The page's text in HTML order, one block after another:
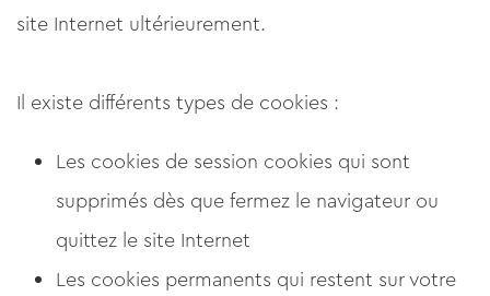
site Internet ultérieurement.
Il existe différents types de cookies :
Les cookies de session cookies qui sont
supprimés dès que fermez le navigateur ou
quittez le site Internet
Les cookies permanents qui restent sur votre